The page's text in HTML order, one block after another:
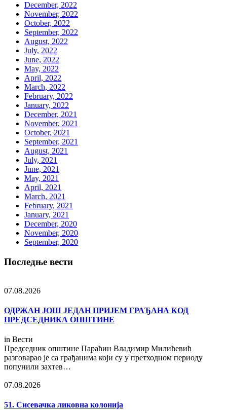
December, 2022
November, 2022
October, 2022
September, 2022
August, 2022
July, 2022
June, 2022
May, 2022
April, 2022
March, 2022
February, 2022
January, 2022
December, 2021
November, 2021
October, 2021
September, 2021
August, 2021
July, 2021
June, 2021
May, 2021
April, 2021
March, 2021
February, 2021
January, 2021
December, 2020
November, 2020
September, 2020
Последње вести
07.08.2026
ОДРЖАН ЈОШ ЈЕДАН ПРИЈЕМ ГРАЂАНА КОД
ПРЕДСЕДНИКА ОПШТИНЕ
in Вести
Председник општине Параћин Владимир Милићевић
разговарао је са грађанима који су у претходном периоду
попунили захтев…
07.08.2026
51. Сисевачка ликовна колонија